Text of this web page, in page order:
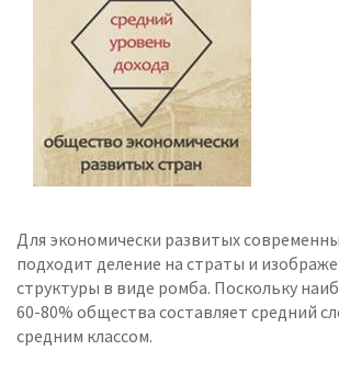
Для экономически развитых
подходит деление на страты и
структуры в виде ромба. Поскольку
60-80% общества составляет средний
средним классом.